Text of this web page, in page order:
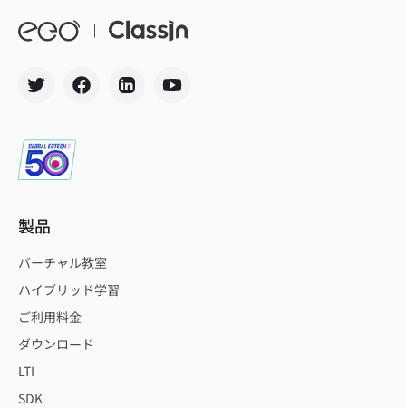
製品
バーチャル教室
ハイブリッド学習
ご利用料金
ダウンロード
LTI
SDK